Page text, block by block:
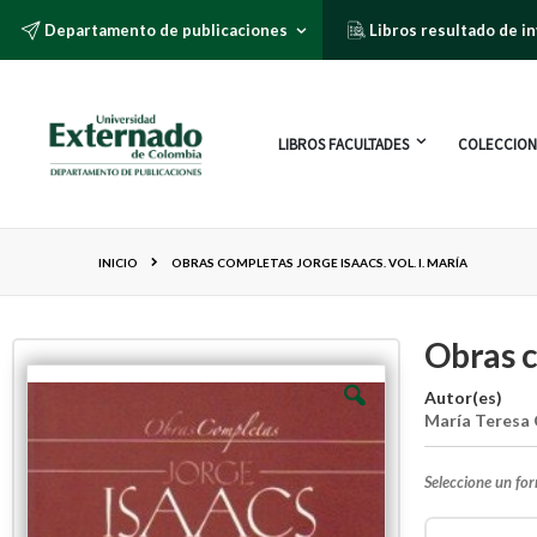
Departamento de publicaciones Libros resultado de
LIBROS FACULTADES
INICIO OBRAS COMPLETAS JORGE ISAACS. VOL. I. MARÍA
Obras
Autor(es)
María Teresa
Seleccione un